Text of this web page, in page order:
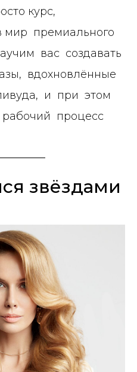
курс,
премиального
вас создавать
вдохновлённые
и при этом
процесс
звёздами